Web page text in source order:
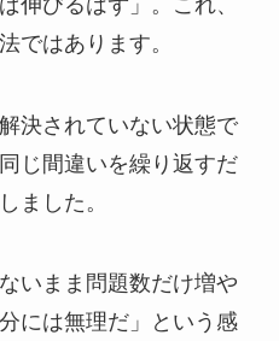
ではあります。
決されていない状態で
じ間違いを繰り返すだ
ました。
いまま問題数だけ増や
には無理だ」という感